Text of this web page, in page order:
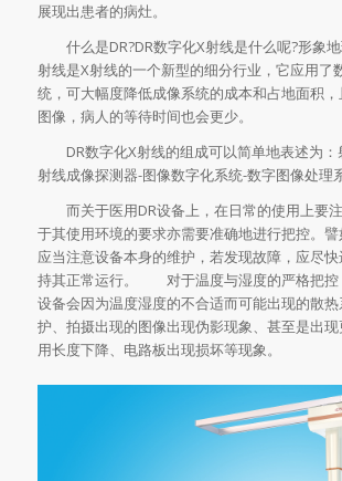
展现出患者的病灶。
什么是DR?DR数字化X射线是什么呢?形象地
射线是X射线的一个新型的细分行业，它应用了
统，可大幅度降低成像系统的成本和占地面积
图像，病人的等待时间也会更少。
DR数字化X射线的组成可以简单地表述为：
射线成像探测器-图像数字化系统-数字图像处理
而关于医用DR设备上，在日常的使用上要
于其使用环境的要求亦需要准确地进行把控。譬
应当注意设备本身的维护，若发现故障，应尽
持其正常运行。 对于温度与湿度的严格把控
设备会因为温度湿度的不合适而可能出现的散
护、拍摄出现的图像出现伪影现象、甚至是出
用长度下降、电路板出现损坏等现象。